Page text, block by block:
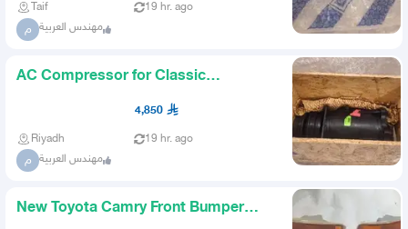
Taif 19 hr. ago
م مهندس العربية
AC Compressor for Classic
American Cars New and Original
4,850
Riyadh 19 hr. ago
م مهندس العربية
New Toyota Camry Front Bumper